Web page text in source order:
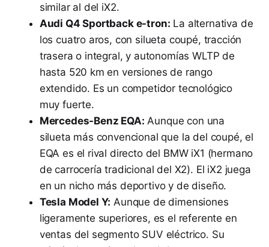
similar al del iX2.
Audi Q4 Sportback e-tron: La alternativa de
los cuatro aros, con silueta coupé, tracción
trasera o integral, y autonomías WLTP de
hasta 520 km en versiones de rango
extendido. Es un competidor tecnológico
muy fuerte.
Mercedes-Benz EQA: Aunque con una
silueta más convencional que la del coupé, el
EQA es el rival directo del BMW iX1 (hermano
de carrocería tradicional del X2). El iX2 juega
en un nicho más deportivo y de diseño.
Tesla Model Y: Aunque de dimensiones
ligeramente superiores, es el referente en
ventas del segmento SUV eléctrico. Su